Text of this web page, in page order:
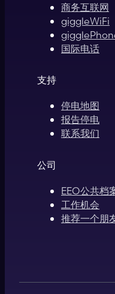
商务互联网
giggleWiFi
国际电话
支持
停电地图
报告停电
联系我们
公司
EEO公共档
工作机会
推荐一个朋